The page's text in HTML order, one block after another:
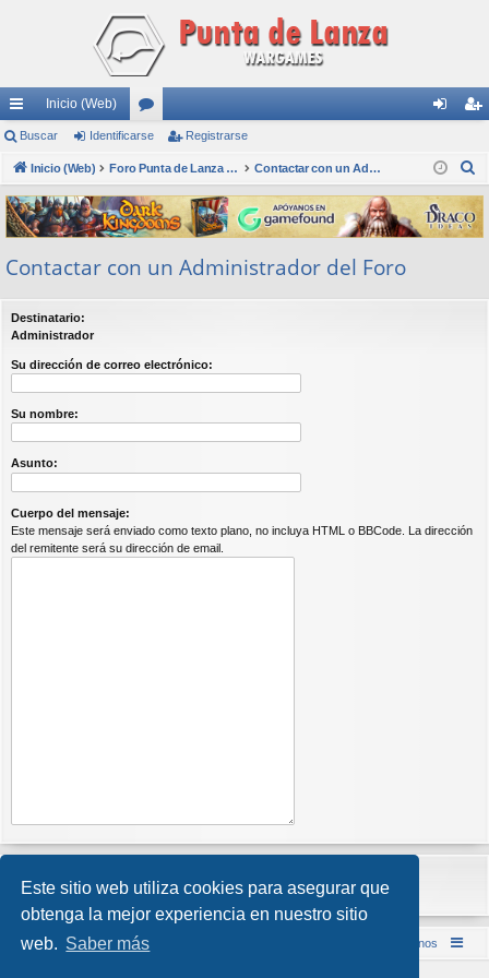
Este sitio web utiliza cookies para asegurar que
obtenga la mejor experiencia en nuestro sitio
web. Saber más
nl
ac
es
rá
pi
do
s
Inicio (Web)
or
os nti
fic
ar
ist
ra
rs
Buscar Identificarse Registrarse
Inicio (Web) Foro Punta de Lanza Wargames Contactar con un Administrador del Foro
s
c
Contactar con un Administrador del Foro
Destinatario:
Administrador
Su dirección de correo electrónico:
Su nombre:
Asunto:
Cuerpo del mensaje:
Este mensaje será enviado como texto plano, no incluya HTML o BBCode. La dirección
del remitente será su dirección de email.
Inicio (Web) Foro Punta de Lanza Wargames Contáctenos